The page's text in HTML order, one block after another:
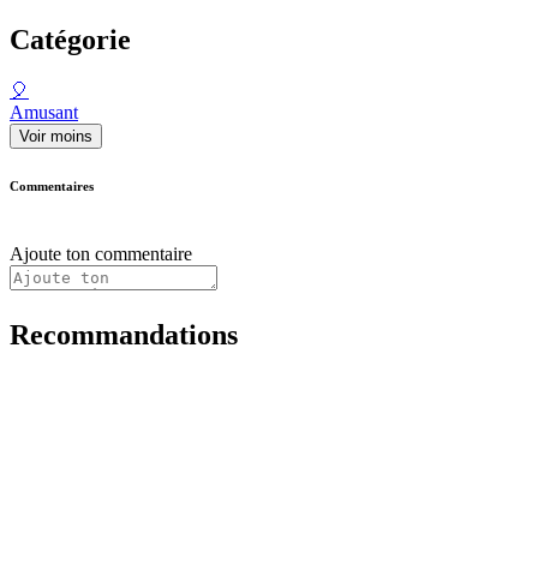
Catégorie
🎈
Amusant
Voir moins
Commentaires
Ajoute ton commentaire
Recommandations